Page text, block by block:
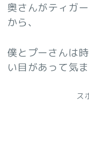
奥さんがティガ
から、
僕とプーさんは
い目があって気
ス